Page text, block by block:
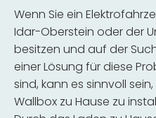
Wenn Sie ein
Idar-Oberstein oder der
besitzen und auf der
einer Lösung für diese
sind, kann es sinnvoll
Wallbox zu Hause zu